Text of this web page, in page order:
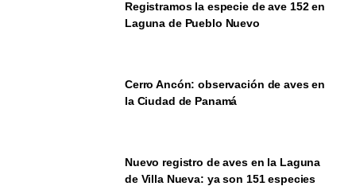
Registramos la especie de ave 152 en
Laguna de Pueblo Nuevo
Cerro Ancón: observación de aves en
la Ciudad de Panamá
Nuevo registro de aves en la Laguna
de Villa Nueva: ya son 151 especies